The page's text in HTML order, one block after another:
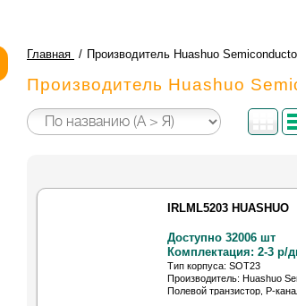
Главная Производитель Huashuo
Производитель Huashuo
IRLML5203 HUASHUO
Доступно 32006 шт
Комплектация: 2-3 р/
Тип корпуса: SOT23
Производитель: Huashuo
Полевой транзистор, P-